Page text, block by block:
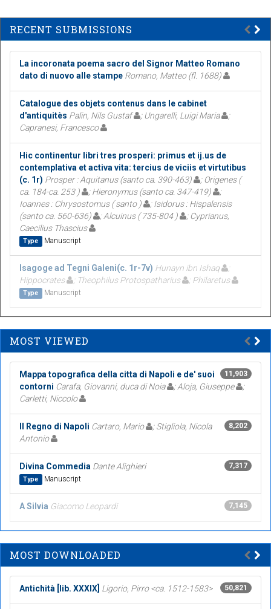
RECENT SUBMISSIONS
La incoronata poema sacro del Signor Matteo Romano
dato di nuovo alle stampe Romano, Matteo (fl. 1688)
Catalogue des objets contenus dans le cabinet
d'antiquitès Palin, Nils Gustaf ; Ungarelli, Luigi Maria
;
Capranesi, Francesco
Hic continentur libri tres prosperi: primus et ij.us de
contemplativa et activa vita: tercius de viciis et virtutibus
(c. 1r) Prosper : Aquitanus (santo ca. 390-463)
; Origenes (
ca. 184-ca. 253 )
; Hieronymus (santo ca. 347-419)
;
Ioannes : Chrysostomus ( santo )
; Isidorus : Hispalensis
(santo ca. 560-636)
; Alcuinus ( 735-804 )
; Cyprianus,
Caecilius Thascius
Type Manuscript
Isagoge ad Tegni Galeni(c. 1r-7v) Hunayn ibn Ishaq
Hippocrates
; Theophilus Protospatharius ; Philaretus
Type Manuscript
MOST VIEWED
11,903
Mappa topografica della citta di Napoli e de' suoi
contorni Carafa, Giovanni, duca di Noia ; Aloja, Giuseppe
;
Carletti, Niccolo
8,202
Il Regno di Napoli Cartaro, Mario
; Stigliola, Nicola
Antonio
7,317
Divina Commedia Dante Alighieri
Type Manuscript
7,145
A Silvia Giacomo Leopardi
MOST DOWNLOADED
50,821
Antichità [lib. XXXIX] Ligorio, Pirro <ca. 1512-1583>